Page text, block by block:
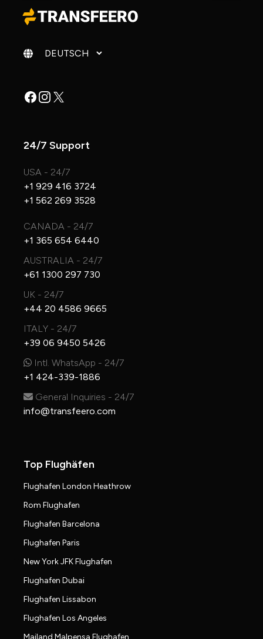
Sprache ändern
Facebook
Instagram
X
24/7 Support
USA - 24/7
+1 929 416 3724
+1 562 269 3528
CANADA - 24/7
+1 365 654 6440
AUSTRALIA - 24/7
+61 1300 297 730
UK - 24/7
+44 20 4586 9665
ITALY - 24/7
+39 06 9450 5426
Intl. WhatsApp - 24/7
+1 424-339-1886
General Inquiries - 24/7
info@transfeero.com
Top Flughäfen
Flughafen London Heathrow
Rom Flughafen
Flughafen Barcelona
Flughafen Paris
New York JFK Flughafen
Flughafen Dubai
Flughafen Lissabon
Flughafen Los Angeles